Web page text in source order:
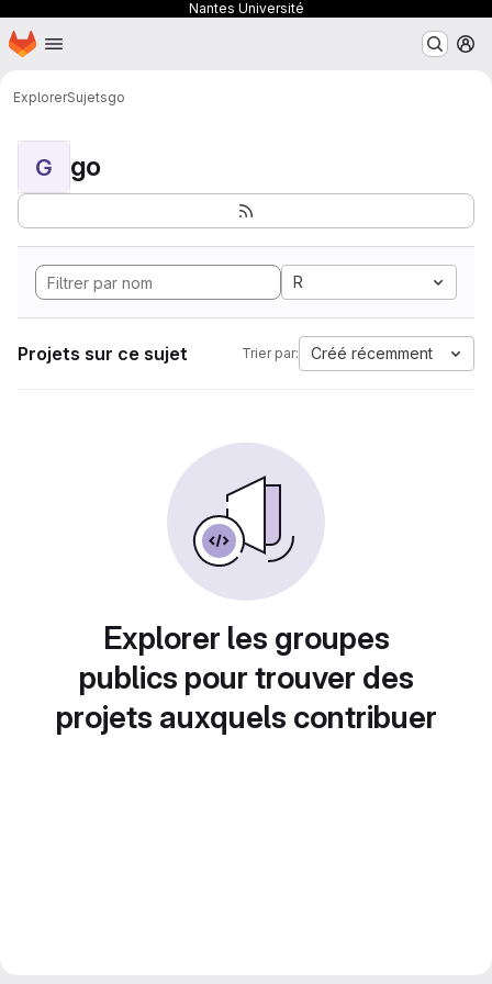
Nantes Université
Passer au contenu principal
Page d'accueil
ExplorerSujetsgo
G go
R
Projets sur ce sujet Trier par: Créé récemment
Explorer les groupes
publics pour trouver des
projets auxquels contribuer